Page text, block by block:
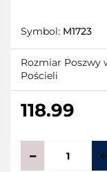
Symbol: M1723
Rozmiar Poszwy
Pościeli
118.99